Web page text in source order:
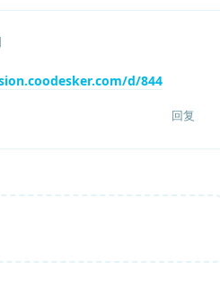
d/844
回复